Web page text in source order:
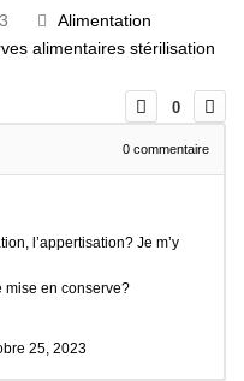
Alimentation
alimentaires stérilisation
0
0 commentaire
l’appertisation? Je m’y
mise en conserve?
25, 2023